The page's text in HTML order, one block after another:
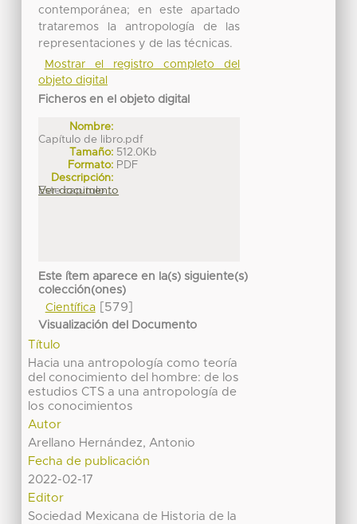
contemporánea; en este apartado
trataremos la antropología de las
representaciones y de las técnicas.
Mostrar el registro completo del
objeto digital
Ficheros en el objeto digital
Nombre:
Capítulo de libro.pdf
Tamaño: 512.0Kb
Formato: PDF
Descripción:
Este capitulo ...
Ver documento
Este ítem aparece en la(s) siguiente(s)
colección(ones)
Científica[579]
Visualización del Documento
Título
Hacia una antropología como teoría
del conocimiento del hombre: de los
estudios CTS a una antropología de
los conocimientos
Autor
Arellano Hernández, Antonio
Fecha de publicación
2022-02-17
Editor
Sociedad Mexicana de Historia de la